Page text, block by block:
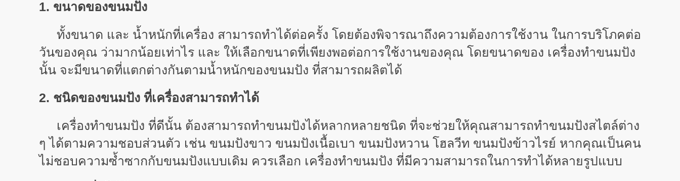
1. ขนาดของขนมปัง
ทั้งขนาด และ น้ำหนักที่เครื่อง สามารถทำได้ต่อครั้ง โดยต้องพิจารณาถึงความต้องการใช้งาน ในการบริโภคต่อ
วันของคุณ ว่ามากน้อยเท่าไร และ ให้เลือกขนาดที่เพียงพอต่อการใช้งานของคุณ โดยขนาดของ เครื่องทำขนมปัง
นั้น จะมีขนาดที่แตกต่างกันตามน้ำหนักของขนมปัง ที่สามารถผลิตได้
2. ชนิดของขนมปัง ที่เครื่องสามารถทำได้
เครื่องทำขนมปัง ที่ดีนั้น ต้องสามารถทำขนมปังได้หลากหลายชนิด ที่จะช่วยให้คุณสามารถทำขนมปังสไตล์ต่าง
ๆ ได้ตามความชอบส่วนตัว เช่น ขนมปังขาว ขนมปังเนื้อเบา ขนมปังหวาน โฮลวีท ขนมปังข้าวไรย์ หากคุณเป็นคน
ไม่ชอบความซ้ำซากกับขนมปังแบบเดิม ควรเลือก เครื่องทำขนมปัง ที่มีความสามารถในการทำได้หลายรูปแบบ